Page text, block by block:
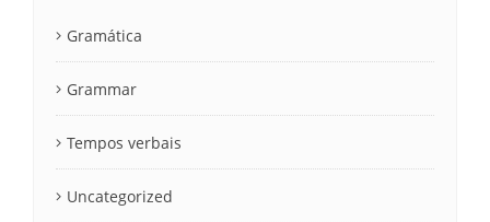
Gramática
Grammar
Tempos verbais
Uncategorized